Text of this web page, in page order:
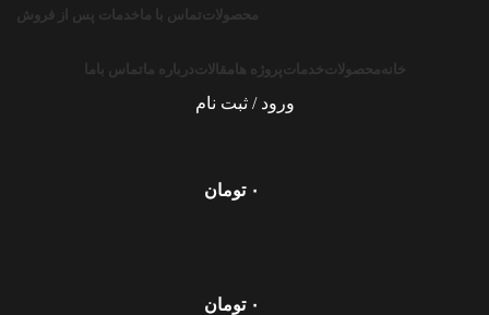
محصولاتتماس با ما خدمات پس از فروش
خانه محصولاتخدماتپروژه ها مقالاتدرباره ما تماس باما
ورود / ثبت نام
۰ تومان
۰ تومان